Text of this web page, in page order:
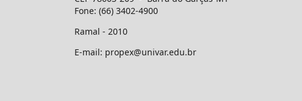
Fone: (66) 3402-4900
Ramal - 2010
E-mail: propex@univar.edu.br